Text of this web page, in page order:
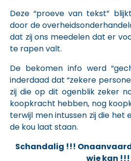
Deze “proeve van tekst”
door de
dat zij ons meedelen dat er
te rapen valt.
De bekomen info werd
inderdaad dat “zekere
zij die op dit ogenblik zeker
koopkracht hebben, nog
terwijl men intussen zij die het
de kou laat staan.
Schandalig !!!
wie kan